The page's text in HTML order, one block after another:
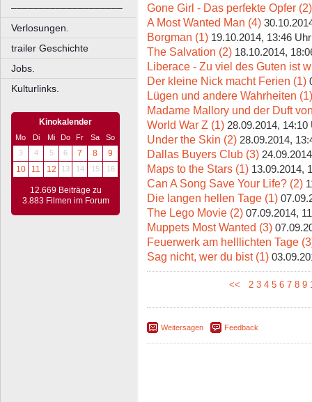
––––––––––––––––––––
Verlosungen.
trailer Geschichte
Jobs.
Kulturlinks.
Kinokalender
Mo Di Mi Do Fr Sa
So
3
4 5 6 7 8
9
10
11 12 13 14 15 16
12.669 Beiträge zu
3.883 Filmen im Forum
Gone Girl - Das perfekte Opfer (2)
A Most Wanted Man (4)
Borgman (1) 19.10.2014, 13:46 Uhr
The Salvation (2) 18.10.2014,
Liberace - Zu viel des Guten ist
Der kleine Nick macht Ferien (1)
Lügen und andere Wahrheiten (1)
Madame Mallory und der Duft
World War Z (1) 28.09.2014, 14:10
Under the Skin (2) 28.09.2014,
Dallas Buyers Club (3)
Maps to the Stars (1) 13.09.2014,
Can A Song Save Your Life? (2)
Die langen hellen Tage (1)
The Lego Movie (2) 07.09.2014,
Muppets Most Wanted (3)
Feuerwerk am helllichten Tage
Sag nicht, wer du bist (1)
<< 2 3 4 5 6 7 8 9
Weitersagen Feedback